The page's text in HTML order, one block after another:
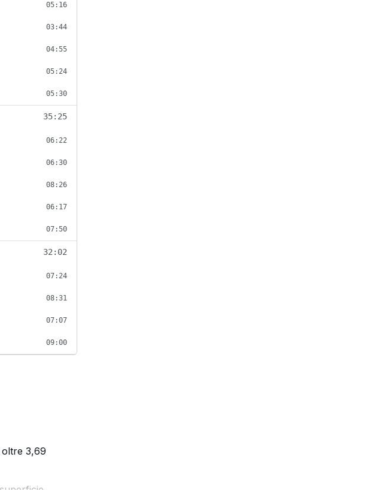
05:16
03:44
04:55
05:24
05:30
35:25
06:22
06:30
08:26
06:17
07:50
32:02
07:24
08:31
07:07
09:00
3,69